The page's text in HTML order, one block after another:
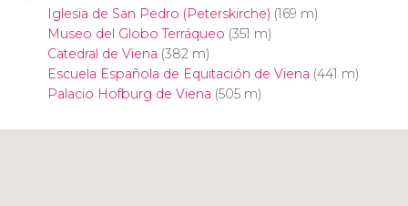
Iglesia de San Pedro (Peterskirche) (169 m)
Museo del Globo Terráqueo (351 m)
Catedral de Viena (382 m)
Escuela Española de Equitación de Viena (441 m)
Palacio Hofburg de Viena (505 m)